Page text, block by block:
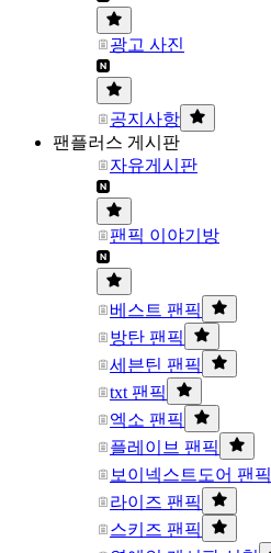
광고 사진
공지사항
팬플러스 게시판
자유게시판
팬픽 이야기방
베스트 팬픽
방탄 팬픽
세븐틴 팬픽
txt 팬픽
엑소 팬픽
플레이브 팬픽
보이넥스트도어 팬픽
라이즈 팬픽
스키즈 팬픽